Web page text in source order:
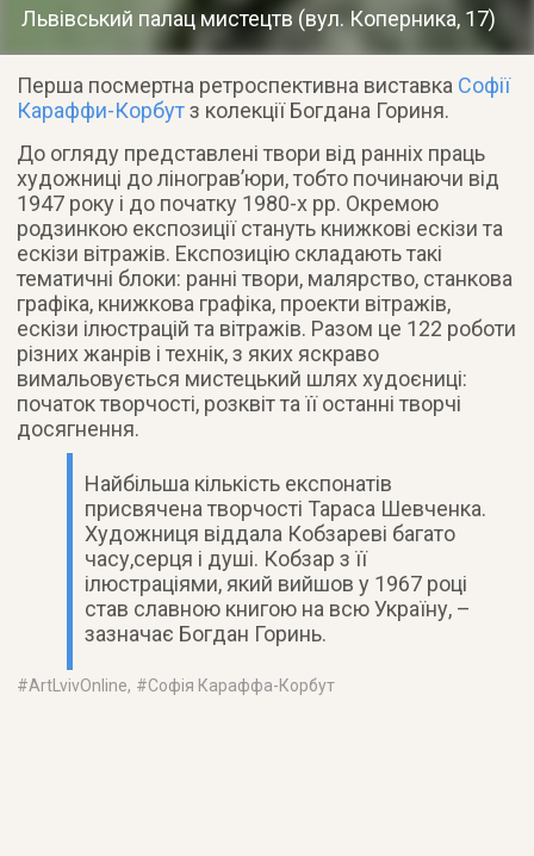
Львівський палац мистецтв (вул. Коперника, 17)
Перша посмертна ретроспективна виставка Софії
Караффи-Корбутз колекції Богдана Гориня.
До огляду представлені твори від ранніх праць
художниці до лінограв’юри, тобто починаючи від
1947 року і до початку 1980-х рр. Окремою
родзинкою експозиції стануть книжкові ескізи та
ескізи вітражів. Експозицію складають такі
тематичні блоки: ранні твори, малярство, станкова
графіка, книжкова графіка, проекти вітражів,
ескізи ілюстрацій та вітражів. Разом це 122 роботи
різних жанрів і технік, з яких яскраво
вимальовується мистецький шлях худоєниці:
початок творчості, розквіт та її останні творчі
досягнення.
Найбільша кількість експонатів
присвячена творчості Тараса Шевченка.
Художниця віддала Кобзареві багато
часу,серця і душі. Кобзар з її
ілюстраціями, який вийшов у 1967 році
став славною книгою на всю Україну, –
зазначає Богдан Горинь.
#ArtLvivOnline, #Софія Караффа-Корбут